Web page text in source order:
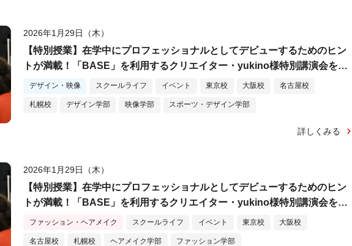
2026年1月29日（木）
【特別授業】在学中にプロフェッショナルとしてデビューするためのヒン
トが満載！「BASE」を利用するクリエイター・yukino様特別講演会を実
施！
デザイン・映像 スクールライフ イベント 東京校 大阪校 名古屋校
札幌校 デザイン学部 映像学部 スポーツ・デザイン学部
詳しくみる
2026年1月29日（木）
【特別授業】在学中にプロフェッショナルとしてデビューするためのヒン
トが満載！「BASE」を利用するクリエイター・yukino様特別講演会を実
施！
ファッション・ヘアメイク スクールライフ イベント 東京校 大阪校
名古屋校 札幌校 ヘアメイク学部 ファッション学部